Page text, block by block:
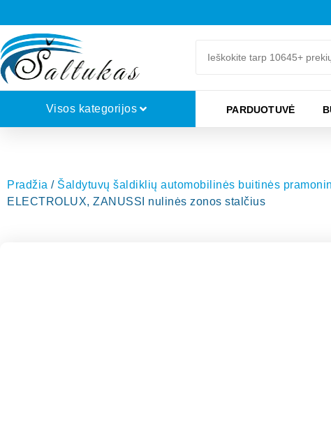
Visos kategorijos PARDUOTUVĖ
Pradžia / Šaldytuvų šaldiklių automobilinės buitinės
ELECTROLUX, ZANUSSI nulinės zonos stalčius